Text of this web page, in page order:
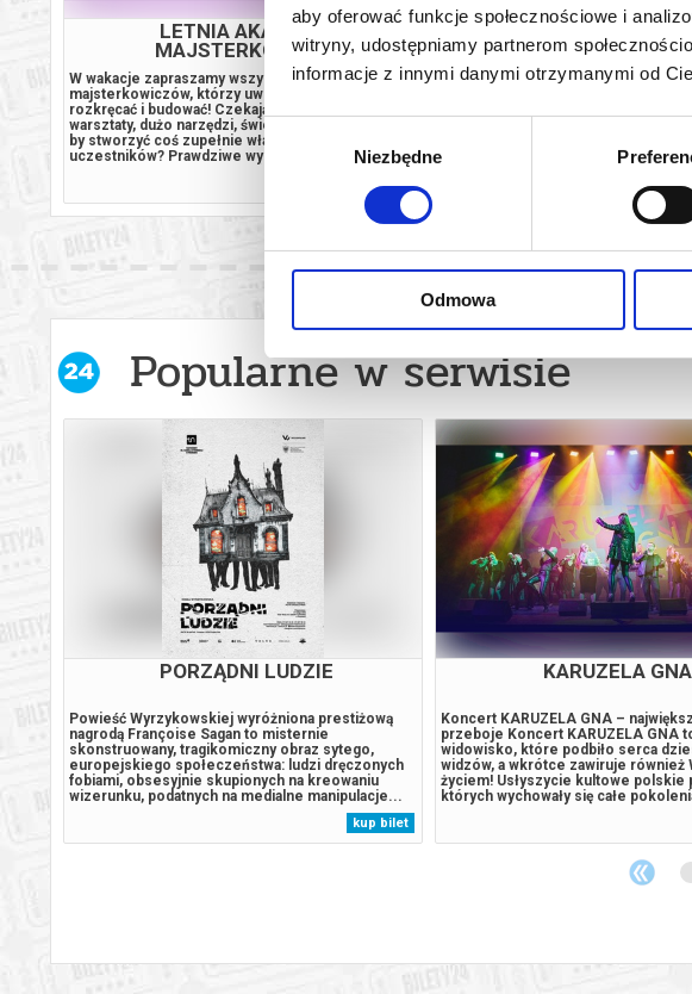
aby oferować funkcje społecznościowe i
witryny, udostępniamy partnerom
informacje z innymi danymi otrzymanymi od
Wybór
zgody
Niezbędne
Odmowa
LETNIA AKADEMIA
MAJSTERKOWANIA
W wakacje zapraszamy wszystkich małych
majsterkowiczów, którzy uwielbiają składać,
rozkręcać i budować! Czekają na Was kreatywne
warsztaty, dużo narzędzi, świetna zabawa i okazja,
by stworzyć coś zupełnie własnego. Co czeka
uczestników? Prawdziwe wyzwania — Pracujemy z
autentycznymi narzędziami (młotki, piły, wkrętarki)
dopasowanymi do wieku i możliwości dzieci,
zawsze pod okiem doświadczonych
instruktorów....
kup bilet
W wakacje zapraszamy wszystkich
uczestników? Prawdziwe wyzwania
autentycznymi narzędziami (młotki,
dopasowanymi do wieku i
zawsze pod okiem doświadczonych
Popularne w serwisie
PORZĄDNI LUDZIE
Powieść Wyrzykowskiej wyróżniona prestiżową
nagrodą Françoise Sagan to misternie
skonstruowany, tragikomiczny obraz sytego,
europejskiego społeczeństwa: ludzi dręczonych
fobiami, obsesyjnie skupionych na kreowaniu
wizerunku, podatnych na medialne manipulacje...
Francja, rok 2014. Zamożna rodzina: matka i troje
jej, dorosłych już, dzieci. Niezachwiany rytm
codzienności, wyznaczany przez kolejne
kup bilet
KARUZELA GNA
Koncert KARUZELA GNA –
przeboje Koncert KARUZELA GNA
widowisko, które podbiło serca
widzów, a wkrótce zawiruje również
życiem! Usłyszycie kultowe polskie
których wychowały się całe
Kilkudziesięciu wokalistów na